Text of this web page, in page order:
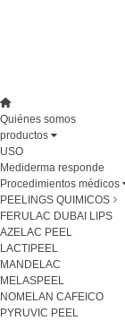
Quiénes somos
productos
USO
Mediderma responde
Procedimientos médicos
PEELINGS QUIMICOS
FERULAC DUBAI LIPS
AZELAC PEEL
LACTIPEEL
MANDELAC
MELASPEEL
NOMELAN CAFEICO
PYRUVIC PEEL